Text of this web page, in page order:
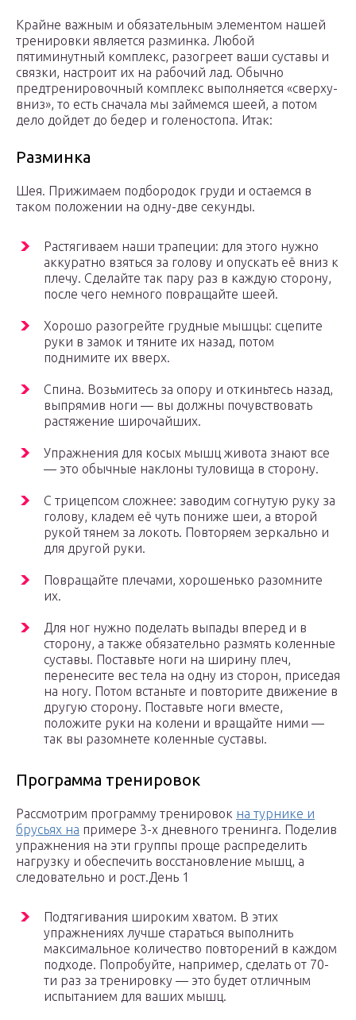
Крайне важным и обязательным элементом нашей
тренировки является разминка. Любой
пятиминутный комплекс, разогреет ваши суставы и
связки, настроит их на рабочий лад. Обычно
предтренировочный комплекс выполняется «сверху-
вниз», то есть сначала мы займемся шеей, а потом
дело дойдет до бедер и голеностопа. Итак:
Разминка
Шея. Прижимаем подбородок груди и остаемся в
таком положении на одну-две секунды.
Растягиваем наши трапеции: для этого нужно
аккуратно взяться за голову и опускать её вниз к
плечу. Сделайте так пару раз в каждую сторону,
после чего немного повращайте шеей.
Хорошо разогрейте грудные мышцы: сцепите
руки в замок и тяните их назад, потом
поднимите их вверх.
Спина. Возьмитесь за опору и откиньтесь назад,
выпрямив ноги — вы должны почувствовать
растяжение широчайших.
Упражнения для косых мышц живота знают все
— это обычные наклоны туловища в сторону.
С трицепсом сложнее: заводим согнутую руку за
голову, кладем её чуть пониже шеи, а второй
рукой тянем за локоть. Повторяем зеркально и
для другой руки.
Повращайте плечами, хорошенько разомните
их.
Для ног нужно поделать выпады вперед и в
сторону, а также обязательно размять коленные
суставы. Поставьте ноги на ширину плеч,
перенесите вес тела на одну из сторон, приседая
на ногу. Потом встаньте и повторите движение в
другую сторону. Поставьте ноги вместе,
положите руки на колени и вращайте ними —
так вы разомнете коленные суставы.
Программа тренировок
Рассмотрим программу тренировок на турнике и
брусьях на примере 3-х дневного тренинга. Поделив
упражнения на эти группы проще распределить
нагрузку и обеспечить восстановление мышц, а
следовательно и рост.День 1
Подтягивания широким хватом. В этих
упражнениях лучше стараться выполнить
максимальное количество повторений в каждом
подходе. Попробуйте, например, сделать от 70-
ти раз за тренировку — это будет отличным
испытанием для ваших мышц.